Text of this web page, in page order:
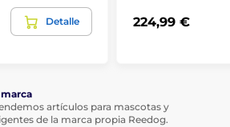
Detalle 224,99 €
artículos para mascotas y
de la marca propia Reedog.